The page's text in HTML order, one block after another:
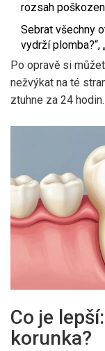
rozsah
Sebrat všechny
vydrží plomba?“,
Po opravě si
nežvýkat na té
ztuhne za 24 hodin.
Co je
korunka?